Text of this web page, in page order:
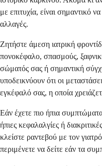
με επιτυχία, είναι σημαντικό
αλλαγές.
Ζητήστε άμεση ιατρική
πονοκέφαλο, σπασμούς,
σώματός σας ή σημαντική
υποδεικνύουν ότι οι
εγκέφαλό σας, η οποία
Εάν έχετε πιο ήπια
ήπιες κεφαλαλγίες ή
κλείστε ραντεβού με τον
περιμένετε να δείτε εάν τα